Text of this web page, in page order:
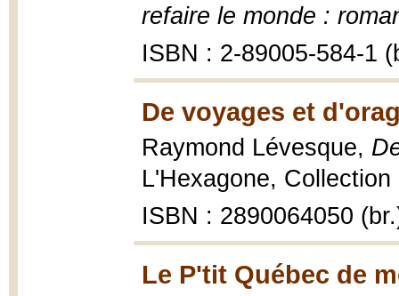
refaire le monde :
ISBN : 2-89005-584-1
De voyages et
Raymond Lévesque,
L'Hexagone,
ISBN : 2890064050
Le P'tit Québec de